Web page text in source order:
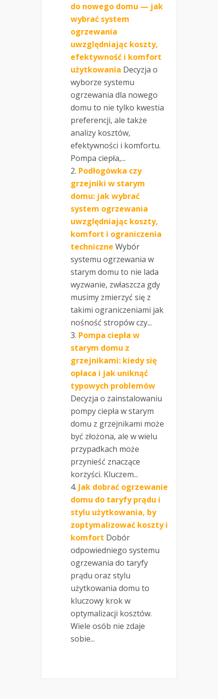
do nowego domu — jak
wybrać system
ogrzewania
uwzględniając koszty,
efektywność i komfort
użytkowania Decyzja o
wyborze systemu
ogrzewania dla nowego
domu to nie tylko kwestia
preferencji, ale także
analizy kosztów,
efektywności i komfortu.
Pompa ciepła,...
Podłogówka czy
grzejniki w starym
domu: jak wybrać
system ogrzewania
uwzględniając koszty,
komfort i ograniczenia
techniczne Wybór
systemu ogrzewania w
starym domu to nie lada
wyzwanie, zwłaszcza gdy
musimy zmierzyć się z
takimi ograniczeniami jak
nośność stropów czy...
Pompa ciepła w
starym domu z
grzejnikami: kiedy się
opłaca i jak uniknąć
typowych problemów
Decyzja o zainstalowaniu
pompy ciepła w starym
domu z grzejnikami może
być złożona, ale w wielu
przypadkach może
przynieść znaczące
korzyści. Kluczem...
Jak dobrać ogrzewanie
domu do taryfy prądu i
stylu użytkowania, by
zoptymalizować koszty i
komfort Dobór
odpowiedniego systemu
ogrzewania do taryfy
prądu oraz stylu
użytkowania domu to
kluczowy krok w
optymalizacji kosztów.
Wiele osób nie zdaje
sobie...